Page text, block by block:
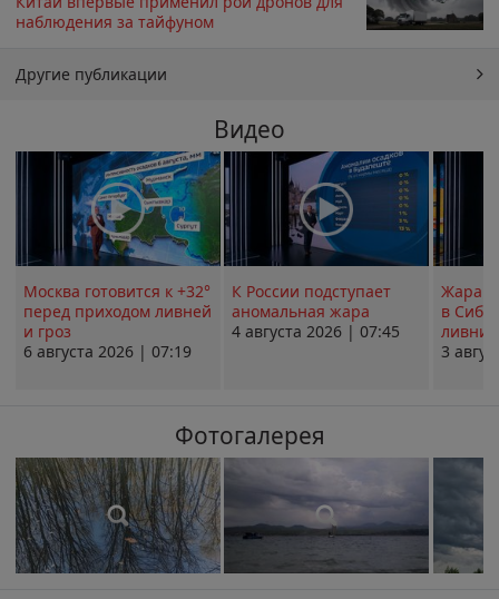
наблюдения за тайфуном
Другие публикации
Видео
Москва готовится к +32°
перед приходом ливней
и гроз
6 августа 2026 | 07:19
К России подступает
аномальная жара
4 августа 2026 | 07:45
Жара в
в
ливни
3
Фотогалерея